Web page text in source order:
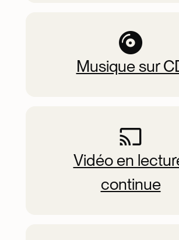
Musique sur
Vidéo en
continue